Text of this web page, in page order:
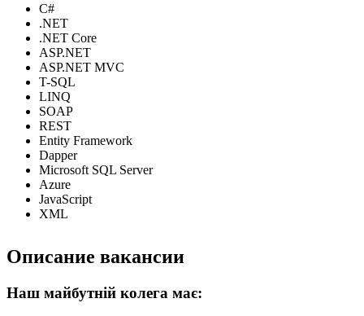
C#
.NET
.NET Core
ASP.NET
ASP.NET MVC
T-SQL
LINQ
SOAP
REST
Entity Framework
Dapper
Microsoft SQL Server
Azure
JavaScript
XML
Описание вакансии
Наш майбутній колега має: